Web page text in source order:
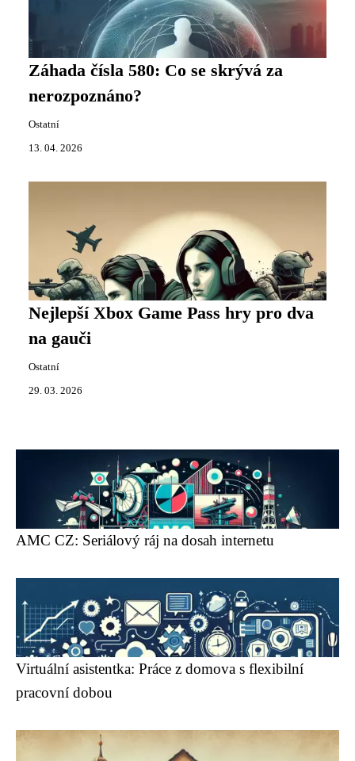
Záhada čísla 580: Co se skrývá za
nerozpoznáno?
Ostatní
13. 04. 2026
Nejlepší Xbox Game Pass hry pro dva
na gauči
Ostatní
29. 03. 2026
AMC CZ: Seriálový ráj na dosah internetu
Virtuální asistentka: Práce z domova s flexibilní
pracovní dobou